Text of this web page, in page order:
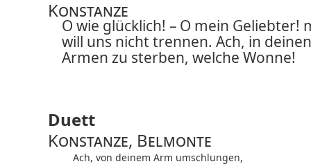
Konstanze
O wie glücklich! – O mein Geliebter!
will uns nicht trennen. Ach, in deinen
Armen zu sterben, welche Wonne!
Duett
Konstanze, Belmonte
Ach, von deinem Arm umschlungen,